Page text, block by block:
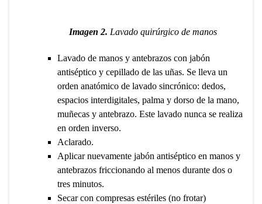
Imagen 2. Lavado quirúrgico de manos
Lavado de manos y antebrazos con jabón
antiséptico y cepillado de las uñas. Se lleva un
orden anatómico de lavado sincrónico: dedos,
espacios interdigitales, palma y dorso de la mano,
muñecas y antebrazo. Este lavado nunca se realiza
en orden inverso.
Aclarado.
Aplicar nuevamente jabón antiséptico en manos y
antebrazos friccionando al menos durante dos o
tres minutos.
Secar con compresas estériles (no frotar)